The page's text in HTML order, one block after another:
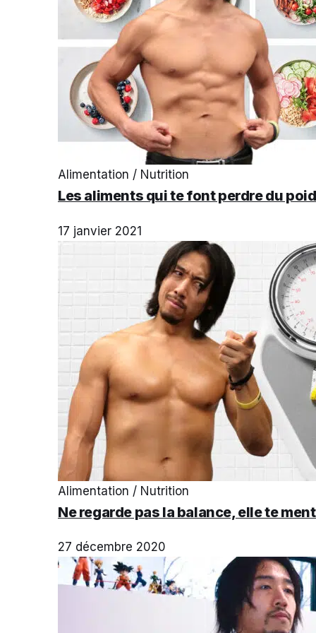
Alimentation / Nutrition
Les aliments qui te font perdre du
17 janvier 2021
Alimentation / Nutrition
Ne regarde pas la balance, elle te
27 décembre 2020